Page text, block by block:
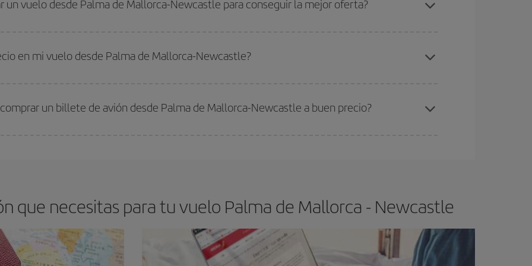
un vuelo desde Palma de Mallorca-Newcastle para conseguir la mejor oferta?
con antelación es
fundamental para conseguir vuelos baratos a Palma de Mallorca-Newcastle-dest
en mi vuelo desde Palma de Mallorca-Newcastle?
un billete de avión desde Palma de Mallorca-Newcastle a buen precio?
que necesitas para tu vuelo Palma de Mallorca - Newcastle